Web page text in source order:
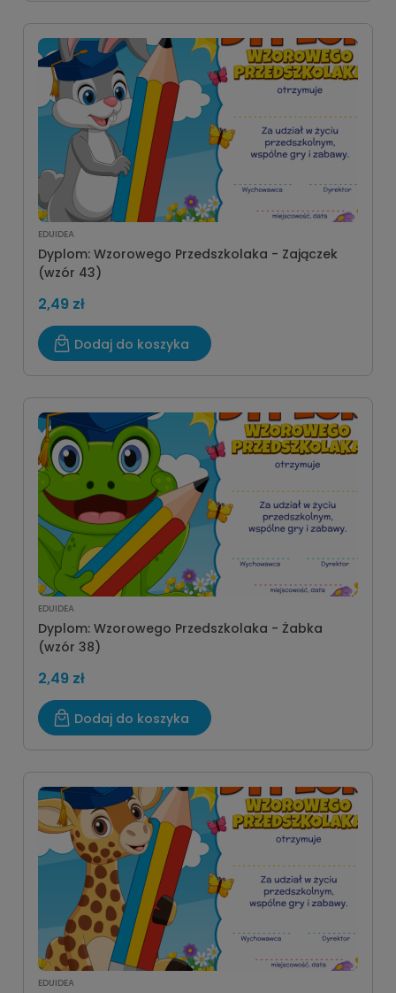
EDUIDEA
Dyplom: Wzorowego Przedszkolaka - Zajączek
(wzór 43)
2,49 zł
Dodaj do koszyka
EDUIDEA
Dyplom: Wzorowego Przedszkolaka - Żabka
(wzór 38)
2,49 zł
Dodaj do koszyka
EDUIDEA